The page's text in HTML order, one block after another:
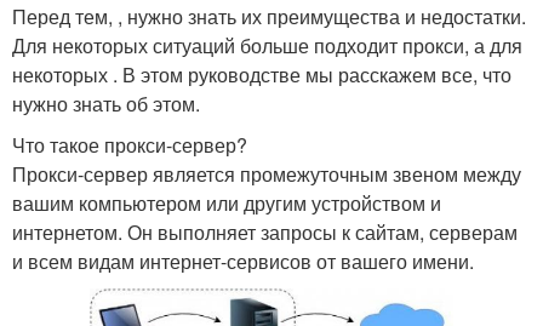
Перед тем, , нужно знать их преимущества и недостатки.
Для некоторых ситуаций больше подходит прокси, а для
некоторых . В этом руководстве мы расскажем все, что
нужно знать об этом.
Что такое прокси-сервер?
Прокси-сервер является промежуточным звеном между
вашим компьютером или другим устройством и
интернетом. Он выполняет запросы к сайтам, серверам
и всем видам интернет-сервисов от вашего имени.